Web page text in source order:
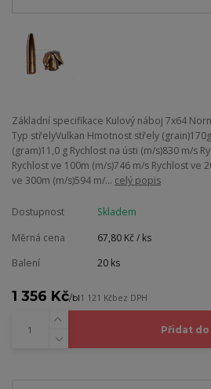
Základní specifikace Kulový náboj 7x64
Typ střelyVulkan Hmotnost střely
(gram)11,0 g Rychlost na ústi (m/s)830 m/s
Rychlost ve 100m (m/s)746 m/s Rychlost ve
ve 300m (m/s)594 m/... celý popis
Dostupnost
Skladem
Měrná cena
67,80 Kč / ks
Balení
20 ks
1 356 Kč/bl1 121 Kčbez DPH
Přidat